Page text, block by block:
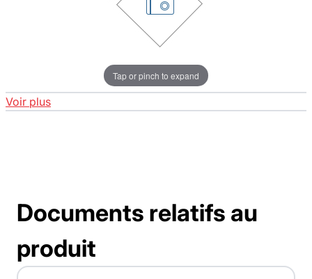
Tap or pinch to expand
Voir plus
Documents relatifs au
produit